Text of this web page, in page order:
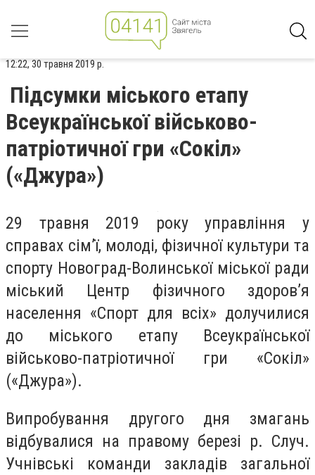
12:22, 30 травня 2019 р.
Підсумки міського етапу
Всеукраїнської військово-
патріотичної гри «Сокіл»
(«Джура»)
29 травня 2019 року управління у
справах сім’ї, молоді, фізичної культури та
спорту Новоград-Волинської міської ради
міський Центр фізичного здоров’я
населення «Спорт для всіх» долучилися
до міського етапу Всеукраїнської
військово-патріотичної гри «Сокіл»
(«Джура»).
Випробування другого дня змагань
відбувалися на правому березі р. Случ.
Учнівські команди закладів загальної